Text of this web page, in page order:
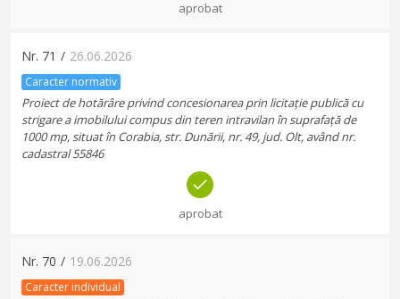
aprobat
Nr. 71 / 26.06.2026
Caracter normativ
Proiect de hotărâre privind concesionarea prin licitație publică cu
strigare a imobilului compus din teren intravilan în suprafață de
1000 mp, situat în Corabia, str. Dunării, nr. 49, jud. Olt, având nr.
cadastral 55846
aprobat
Nr. 70 / 19.06.2026
Caracter individual